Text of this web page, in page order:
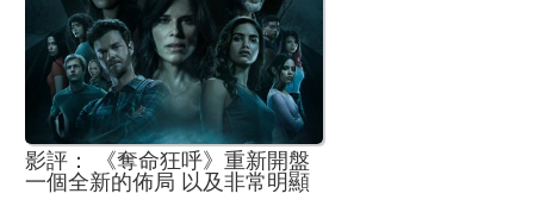
影評： 《奪命狂呼》重新開盤
一個全新的佈局 以及非常明顯